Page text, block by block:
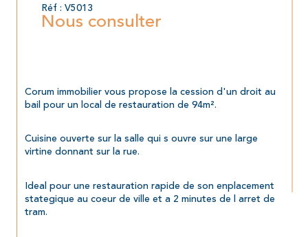
Réf : V5013
Nous consulter
Corum immobilier vous propose la cession d'un droit au
bail pour un local de restauration de 94m².
Cuisine ouverte sur la salle qui s ouvre sur une large
virtine donnant sur la rue.
Ideal pour une restauration rapide de son enplacement
stategique au coeur de ville et a 2 minutes de l arret de
tram.